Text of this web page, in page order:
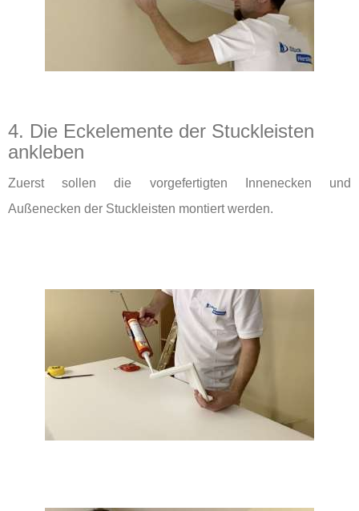
4. Die Eckelemente der Stuckleisten
ankleben
Zuerst sollen die vorgefertigten Innenecken und
Außenecken der Stuckleisten montiert werden.